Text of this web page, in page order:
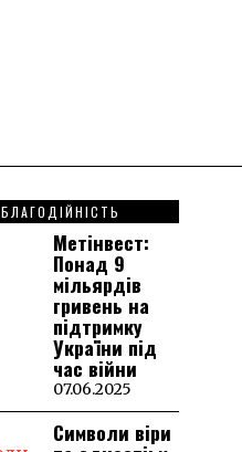
БЛАГОДІЙНІСТЬ
Метінвест:
Понад 9
мільярдів
гривень на
підтримку
України під
час війни
07.06.2025
Символи віри